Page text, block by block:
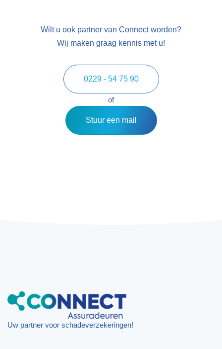
Wilt u ook partner van Connect worden?
Wij maken graag kennis met u!
0229 - 54 75 90
of
Stuur een mail
Uw partner voor schadeverzekeringen!